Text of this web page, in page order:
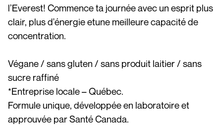
l’Everest! Commence ta journée avec un esprit plus
clair, plus d'énergie etune meilleure capacité de
concentration.
Végane / sans gluten / sans produit laitier / sans
sucre raffiné
*Entreprise locale – Québec.
Formule unique, développée en laboratoire et
approuvée par Santé Canada.